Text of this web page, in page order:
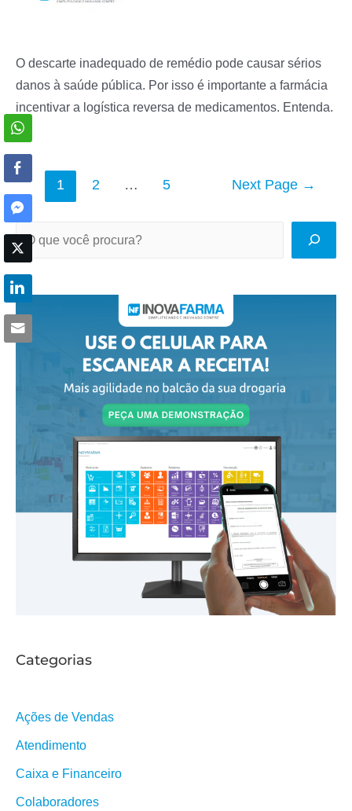
P
e
s
u
Categorias
Ações de Vendas
Atendimento
Caixa e Financeiro
Colaboradores
O descarte inadequado de remédio pode causar sérios
danos à saúde pública. Por isso é importante a farmácia
incentivar a logística reversa de medicamentos. Entenda.
Navegação
por
posts
1 2 … 5 Next Page →